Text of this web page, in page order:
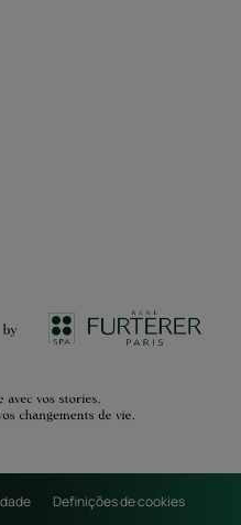
Definições de cookies